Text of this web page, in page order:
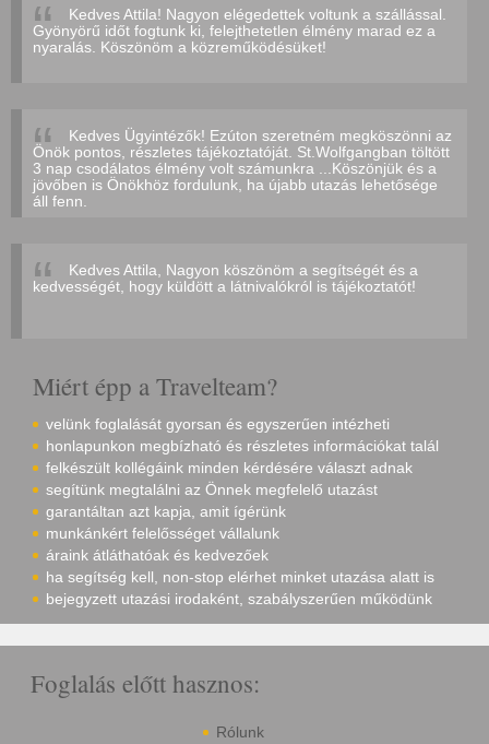
Kedves Attila! Nagyon elégedettek voltunk a szállással.
Gyönyörű időt fogtunk ki, felejthetetlen élmény marad ez a
nyaralás. Köszönöm a közreműködésüket!
Kedves Ügyintézők! Ezúton szeretném megköszönni az
Önök pontos, részletes tájékoztatóját. St.Wolfgangban töltött
3 nap csodálatos élmény volt számunkra ...Köszönjük és a
jövőben is Önökhöz fordulunk, ha újabb utazás lehetősége
áll fenn.
Kedves Attila, Nagyon köszönöm a segítségét és a
kedvességét, hogy küldött a látnivalókról is tájékoztatót!
Miért épp a Travelteam?
velünk foglalását gyorsan és egyszerűen intézheti
honlapunkon megbízható és részletes információkat talál
felkészült kollégáink minden kérdésére választ adnak
segítünk megtalálni az Önnek megfelelő utazást
garantáltan azt kapja, amit ígérünk
munkánkért felelősséget vállalunk
áraink átláthatóak és kedvezőek
ha segítség kell, non-stop elérhet minket utazása alatt is
bejegyzett utazási irodaként, szabályszerűen működünk
Foglalás előtt hasznos:
Rólunk